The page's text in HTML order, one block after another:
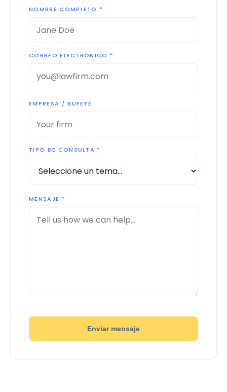
NOMBRE COMPLETO *
CORREO ELECTRÓNICO *
EMPRESA / BUFETE
TIPO DE CONSULTA *
MENSAJE *
Enviar mensaje